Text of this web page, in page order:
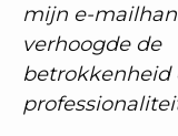
mijn e-
verhoogde de
betrokkenheid